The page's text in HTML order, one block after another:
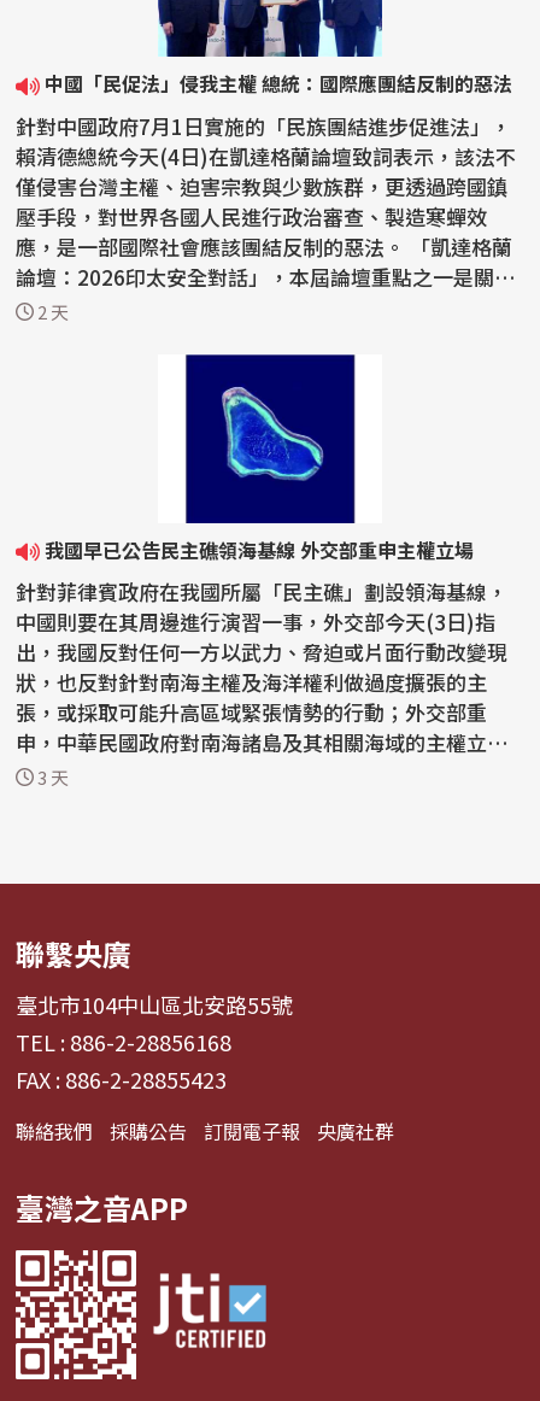
中國「民促法」侵我主權 總統：國際應團結反制的惡法
針對中國政府7月1日實施的「民族團結進步促進法」，
賴清德總統今天(4日)在凱達格蘭論壇致詞表示，該法不
僅侵害台灣主權、迫害宗教與少數族群，更透過跨國鎮
壓手段，對世界各國人民進行政治審查、製造寒蟬效
應，是一部國際社會應該團結反制的惡法。 「凱達格蘭
論壇：2026印太安全對話」，本屆論壇重點之一是關切
中國...
2 天
我國早已公告民主礁領海基線 外交部重申主權立場
針對菲律賓政府在我國所屬「民主礁」劃設領海基線，
中國則要在其周邊進行演習一事，外交部今天(3日)指
出，我國反對任何一方以武力、脅迫或片面行動改變現
狀，也反對針對南海主權及海洋權利做過度擴張的主
張，或採取可能升高區域緊張情勢的行動；外交部重
申，中華民國政府對南海諸島及其相關海域的主權立場
一貫明確，沒...
3 天
聯繫央廣
臺北市104中山區北安路55號
TEL : 886-2-28856168
FAX : 886-2-28855423
聯絡我們 採購公告 訂閱電子報 央廣社群
臺灣之音APP